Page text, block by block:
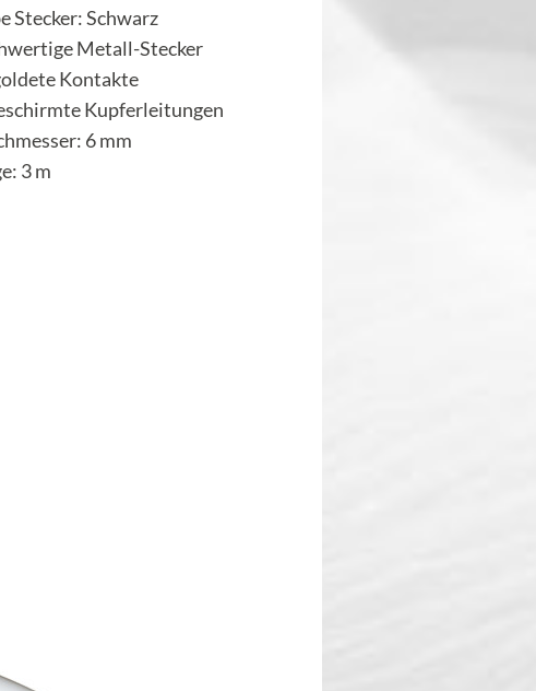
Stecker: Schwarz
Metall-Stecker
Kontakte
Kupferleitungen
6 mm
3 m